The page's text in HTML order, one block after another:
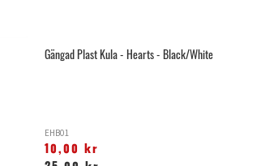
Gängad Plast Kula - Hearts - Black/White
EHB01
10,00 kr